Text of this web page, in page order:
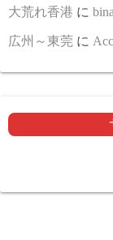
大荒れ香港 に
広州～東莞 に